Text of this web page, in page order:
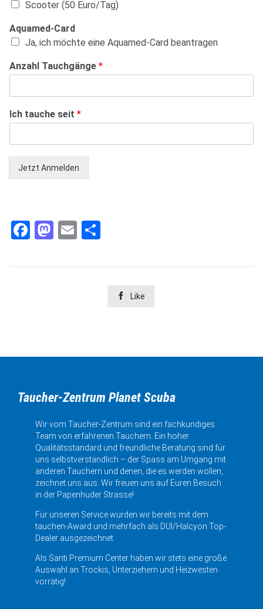
Scooter (50 Euro/Tag)
Aquamed-Card
Ja, ich möchte eine Aquamed-Card beantragen
Anzahl Tauchgänge *
Ich tauche seit *
Jetzt Anmelden
Facebook
Mastodon
Email
 Like
Taucher-Zentrum Planet Scuba
Wir vom Taucher-Zentrum sind ein fachkundiges
Team von erfahrenen Tauchern. Ein hoher
Qualitätsstandard und freundliche Beratung sind für
uns selbstverständlich – der Spass am Umgang mit
anderen Tauchern und denen, die es werden wollen,
zeichnet uns aus. Wir freuen uns auf Euren Besuch
in der Papenhuder Strasse!
Für unseren Service wurden wir bereits mit dem
tauchen-Award und mehrfach als DUI/Halcyon Top-
Dealer ausgezeichnet.
Als Santi Premium Center haben wir stets eine große
Auswahl an Trockis, Unterziehern und Heizwesten
vorrätig!